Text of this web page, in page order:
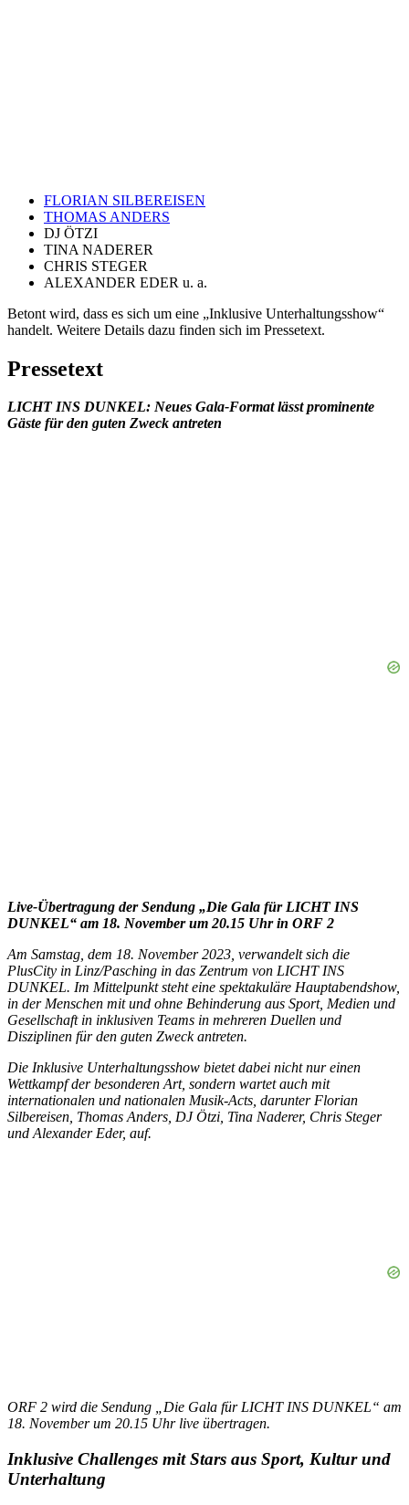
FLORIAN SILBEREISEN
THOMAS ANDERS
DJ ÖTZI
TINA NADERER
CHRIS STEGER
ALEXANDER EDER u. a.
Betont wird, dass es sich um eine „Inklusive Unterhaltungsshow“
handelt. Weitere Details dazu finden sich im Pressetext.
Pressetext
LICHT INS DUNKEL: Neues Gala-Format lässt prominente
Gäste für den guten Zweck antreten
Live-Übertragung der Sendung „Die Gala für LICHT INS
DUNKEL“ am 18. November um 20.15 Uhr in ORF 2
Am Samstag, dem 18. November 2023, verwandelt sich die
PlusCity in Linz/Pasching in das Zentrum von LICHT INS
DUNKEL. Im Mittelpunkt steht eine spektakuläre Hauptabendshow,
in der Menschen mit und ohne Behinderung aus Sport, Medien und
Gesellschaft in inklusiven Teams in mehreren Duellen und
Disziplinen für den guten Zweck antreten.
Die Inklusive Unterhaltungsshow bietet dabei nicht nur einen
Wettkampf der besonderen Art, sondern wartet auch mit
internationalen und nationalen Musik-Acts, darunter Florian
Silbereisen, Thomas Anders, DJ Ötzi, Tina Naderer, Chris Steger
und Alexander Eder, auf.
ORF 2 wird die Sendung „Die Gala für LICHT INS DUNKEL“ am
18. November um 20.15 Uhr live übertragen.
Inklusive Challenges mit Stars aus Sport, Kultur und
Unterhaltung